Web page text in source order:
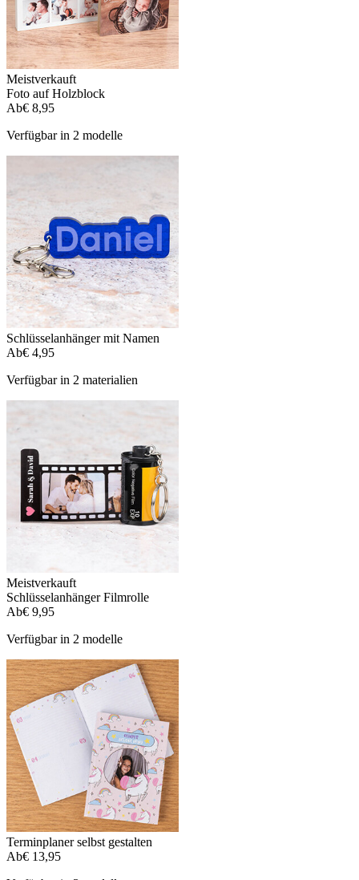
Meistverkauft
Foto auf Holzblock
Ab€ 8,95
Verfügbar in 2 modelle
Schlüsselanhänger mit Namen
Ab€ 4,95
Verfügbar in 2 materialien
Meistverkauft
Schlüsselanhänger Filmrolle
Ab€ 9,95
Verfügbar in 2 modelle
Terminplaner selbst gestalten
Ab€ 13,95